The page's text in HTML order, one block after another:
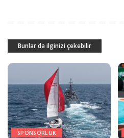
Bunlar da ilginizi çekebilir
SPONSORLUK